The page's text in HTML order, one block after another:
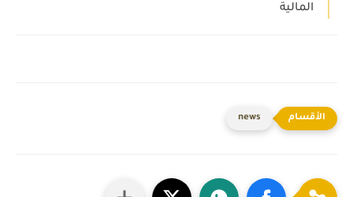
المالية
news